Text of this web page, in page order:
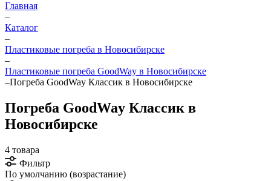
Главная
–
Каталог
–
Пластиковые погреба в Новосибирске
–
Пластиковые погреба GoodWay в Новосибирске
–Погреба GoodWay Классик в Новосибирске
Погреба GoodWay Классик в
Новосибирске
4 товара
Фильтр
По умолчанию (возрастание)